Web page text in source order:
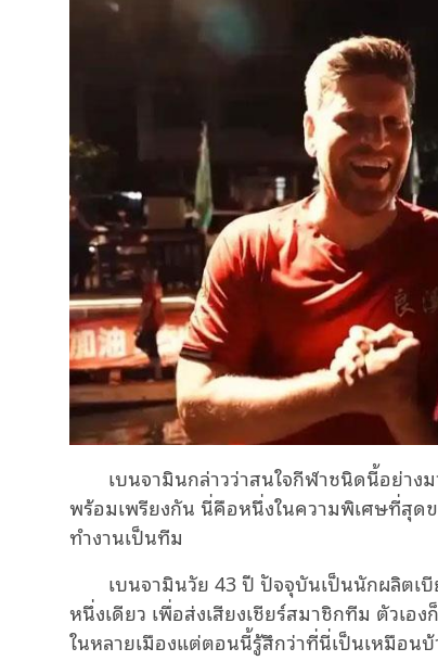
เบนจามินกล่าวว่าสนใจกีฬาชนิดนี้อย่า
พร้อมเพรียงกัน นี่คือหนึ่งในความพิเศษที่สุดข
ทำงานเป็นทีม
เบนจามินวัย 43 ปี ปัจจุบันเป็นนักผลิตเ
หนึ่งเดียว เพื่อส่งเสียงเชียร์สมาชิกทีม ตัวเ
ในหลายเมืองแต่ตอนนี้รู้สึกว่าที่นี่เป็นเหมือน